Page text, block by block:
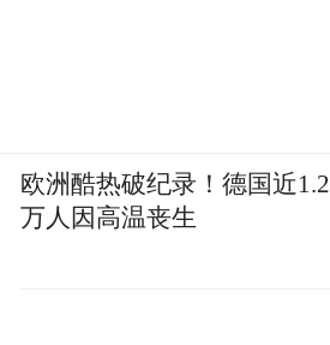
欧洲酷热破纪录！德国近1.2
万人因高温丧生